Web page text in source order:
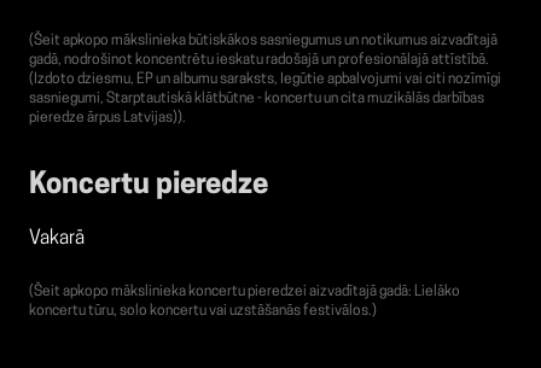
(Šeit apkopo mākslinieka būtiskākos sasniegumus un notikumus aizvadītajā
gadā, nodrošinot koncentrētu ieskatu radošajā un profesionālajā attīstībā.
(Izdoto dziesmu, EP un albumu saraksts, Iegūtie apbalvojumi vai citi nozīmīgi
sasniegumi, Starptautiskā klātbūtne - koncertu un cita muzikālās darbības
pieredze ārpus Latvijas)).
Koncertu pieredze
Vakarā
(Šeit apkopo mākslinieka koncertu pieredzei aizvadītajā gadā: Lielāko
koncertu tūru, solo koncertu vai uzstāšanās festivālos.)